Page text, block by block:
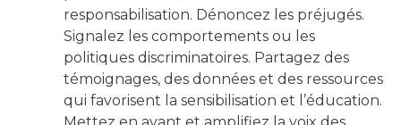
responsabilisation. Dénoncez les préjugés.
Signalez les comportements ou les
politiques discriminatoires. Partagez des
témoignages, des données et des ressources
qui favorisent la sensibilisation et l’éducation.